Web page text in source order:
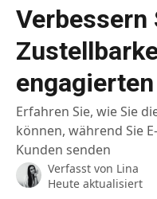
Verbessern
Erfahren Sie, wie Sie
können, während Sie
Kunden senden
Verfasst von Lina
Heute aktualisiert